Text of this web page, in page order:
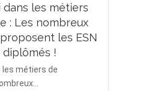
les métiers
: Les nombreux
les ESN
!
les métiers de